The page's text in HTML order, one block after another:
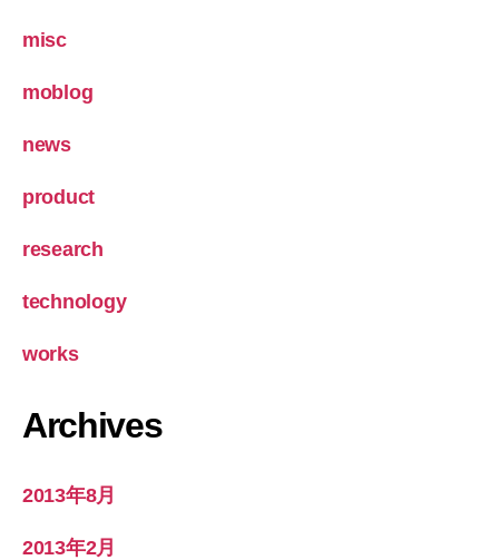
misc
moblog
news
product
research
technology
works
Archives
2013年8月
2013年2月